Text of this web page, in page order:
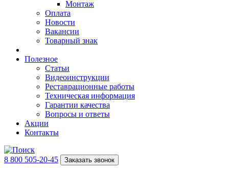
Монтаж
Оплата
Новости
Вакансии
Товарный знак
Полезное
Статьи
Видеоинструкции
Реставрационные работы
Техническая информация
Гарантии качества
Вопросы и ответы
Акции
Контакты
8 800 505-20-45 Заказать звонок